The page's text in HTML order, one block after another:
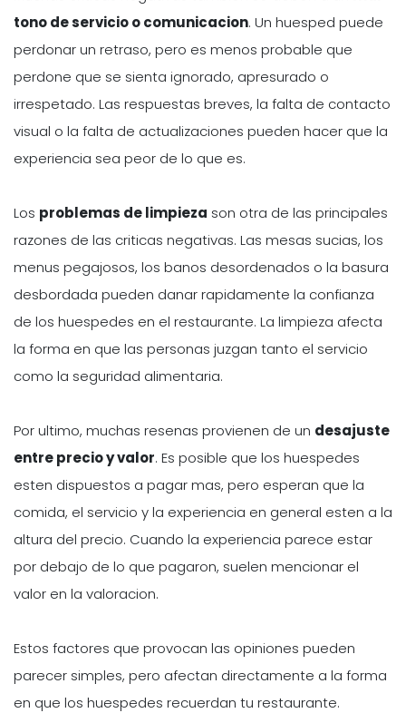
tono de servicio o comunicacion. Un huesped puede
perdonar un retraso, pero es menos probable que
perdone que se sienta ignorado, apresurado o
irrespetado. Las respuestas breves, la falta de contacto
visual o la falta de actualizaciones pueden hacer que la
experiencia sea peor de lo que es.
Los problemas de limpieza son otra de las principales
razones de las criticas negativas. Las mesas sucias, los
menus pegajosos, los banos desordenados o la basura
desbordada pueden danar rapidamente la confianza
de los huespedes en el restaurante. La limpieza afecta
la forma en que las personas juzgan tanto el servicio
como la seguridad alimentaria.
Por ultimo, muchas resenas provienen de un desajuste
entre precio y valor. Es posible que los huespedes
esten dispuestos a pagar mas, pero esperan que la
comida, el servicio y la experiencia en general esten a la
altura del precio. Cuando la experiencia parece estar
por debajo de lo que pagaron, suelen mencionar el
valor en la valoracion.
Estos factores que provocan las opiniones pueden
parecer simples, pero afectan directamente a la forma
en que los huespedes recuerdan tu restaurante.